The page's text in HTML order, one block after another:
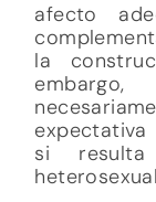
afecto
la
expectativa
si